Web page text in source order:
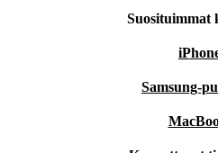
Suosituimmat
Samsung-